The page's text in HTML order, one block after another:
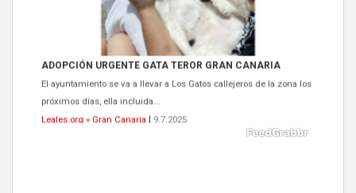
ADOPCIÓN URGENTE GATA TEROR GRAN CANARIA
El ayuntamiento se va a llevar a Los Gatos callejeros de la zona los
próximos días, ella incluida...
Leales.org » Gran Canaria | 9.7.2025